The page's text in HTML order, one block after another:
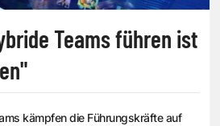
Teams führen ist
kämpfen die Führungskräfte auf